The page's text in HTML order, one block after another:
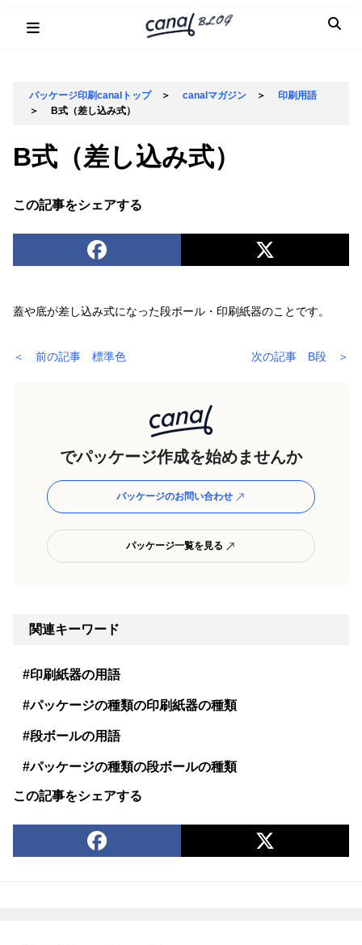
パッケージ印刷canalトップ＞ canalマガジン ＞ 印刷用語
＞
B式（差し込み式）
B式（差し込み式）
この記事をシェアする
蓋や底が差し込み式になった段ボール・印刷紙器のことです。
＜ 前の記事 標準色 次の記事 B段 ＞
でパッケージ作成を始めませんか
パッケージのお問い合わせ
パッケージ一覧を見る
関連キーワード
#印刷紙器の用語
#パッケージの種類の印刷紙器の種類
#段ボールの用語
#パッケージの種類の段ボールの種類
この記事をシェアする